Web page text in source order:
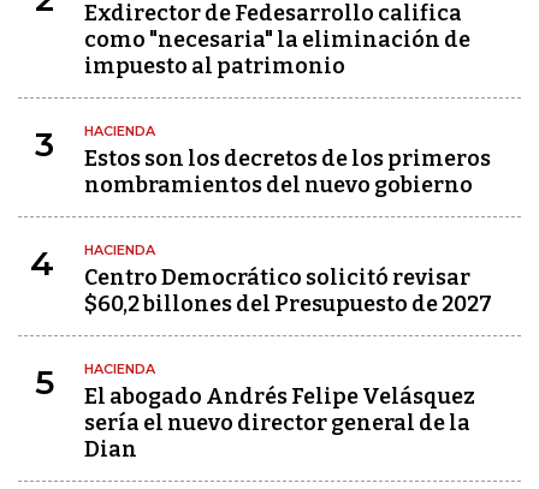
Exdirector de Fedesarrollo califica
como "necesaria" la eliminación de
impuesto al patrimonio
3 HACIENDA
Estos son los decretos de los primeros
nombramientos del nuevo gobierno
4 HACIENDA
Centro Democrático solicitó revisar
$60,2 billones del Presupuesto de 2027
5 HACIENDA
El abogado Andrés Felipe Velásquez
sería el nuevo director general de la
Dian